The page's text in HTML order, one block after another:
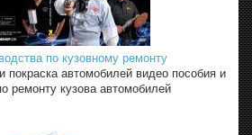
по кузовному ремонту
покраска автомобилей видео пособия и
ремонту кузова автомобилей